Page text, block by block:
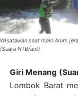
Wisatawan saat main Arum
(Suara NTB/ant)
Giri Menang
Lombok Barat